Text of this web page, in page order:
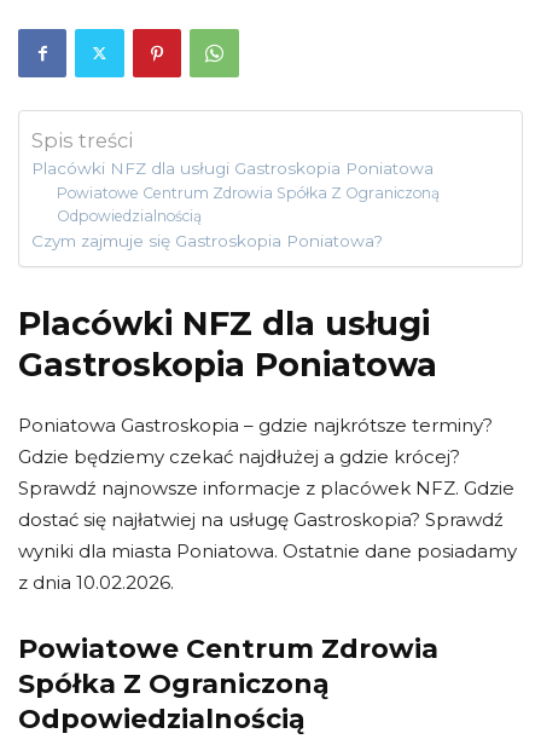
Spis treści
Placówki NFZ dla usługi Gastroskopia Poniatowa
Powiatowe Centrum Zdrowia Spółka Z Ograniczoną
Odpowiedzialnością
Czym zajmuje się Gastroskopia Poniatowa?
Placówki NFZ dla usługi
Gastroskopia Poniatowa
Poniatowa Gastroskopia – gdzie najkrótsze terminy?
Gdzie będziemy czekać najdłużej a gdzie krócej?
Sprawdź najnowsze informacje z placówek NFZ. Gdzie
dostać się najłatwiej na usługę Gastroskopia? Sprawdź
wyniki dla miasta Poniatowa. Ostatnie dane posiadamy
z dnia 10.02.2026.
Powiatowe Centrum Zdrowia
Spółka Z Ograniczoną
Odpowiedzialnością